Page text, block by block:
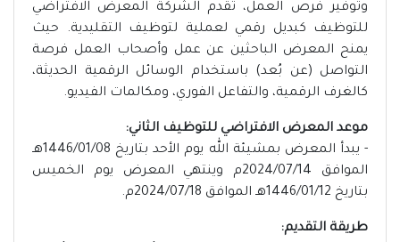
وتوفير فرص العمل، تقدم الشركة المعرض الافتراضي
للتوظيف كبديل رقمي لعملية لتوظيف التقليدية. حيث
يمنح المعرض الباحثين عن عمل وأصحاب العمل فرصة
التواصل (عن بُعد) باستخدام الوسائل الرقمية الحديثة،
كالغرف الرقمية، والتفاعل الفوري، ومكالمات الفيديو.
موعد المعرض الافتراضي للتوظيف الثاني:
- يبدأ المعرض بمشيئة الله يوم الأحد بتاريخ 1446/01/08هـ
الموافق 2024/07/14م وينتهي المعرض يوم الخميس
بتاريخ 1446/01/12هـ الموافق 2024/07/18م.
طريقة التقديم: